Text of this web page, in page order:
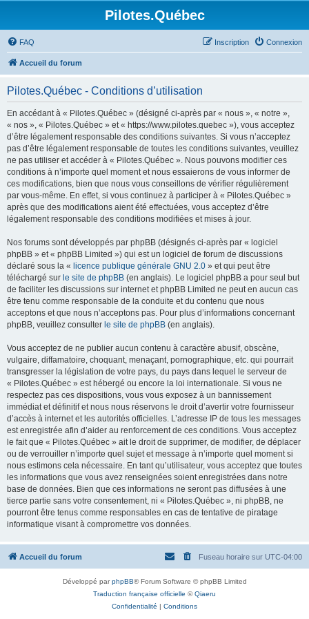
Pilotes.Québec
FAQ Connexion
Inscription
Accueil du forum
Pilotes.Québec - Conditions d’utilisation
En accédant à « Pilotes.Québec » (désigné ci-après par « nous », « notre »,
« nos », « Pilotes.Québec » et « https://www.pilotes.quebec »), vous acceptez
d’être légalement responsable des conditions suivantes. Si vous n’acceptez
pas d’être légalement responsable de toutes les conditions suivantes, veuillez
ne pas utiliser et accéder à « Pilotes.Québec ». Nous pouvons modifier ces
conditions à n’importe quel moment et nous essaierons de vous informer de
ces modifications, bien que nous vous conseillons de vérifier régulièrement
par vous-même. En effet, si vous continuez à participer à « Pilotes.Québec »
après que des modifications aient été effectuées, vous acceptez d’être
légalement responsable des conditions modifiées et mises à jour.
Nos forums sont développés par phpBB (désignés ci-après par « logiciel
phpBB » et « phpBB Limited ») qui est un logiciel de forum de discussions
déclaré sous la « licence publique générale GNU 2.0 » et qui peut être
téléchargé sur le site de phpBB (en anglais). Le logiciel phpBB a pour seul but
de faciliter les discussions sur internet et phpBB Limited ne peut en aucun cas
être tenu comme responsable de la conduite et du contenu que nous
acceptons et que nous n’acceptons pas. Pour plus d’informations concernant
phpBB, veuillez consulter le site de phpBB (en anglais).
Vous acceptez de ne publier aucun contenu à caractère abusif, obscène,
vulgaire, diffamatoire, choquant, menaçant, pornographique, etc. qui pourrait
transgresser la législation de votre pays, du pays dans lequel le serveur de
« Pilotes.Québec » est hébergé ou encore la loi internationale. Si vous ne
respectez pas ces dispositions, vous vous exposez à un bannissement
immédiat et définitif et nous nous réservons le droit d’avertir votre fournisseur
d’accès à internet et les autorités officielles. L’adresse IP de tous les messages
est enregistrée afin d’aider au renforcement de ces conditions. Vous acceptez
le fait que « Pilotes.Québec » ait le droit de supprimer, de modifier, de déplacer
ou de verrouiller n’importe quel sujet et message à n’importe quel moment si
nous estimons cela nécessaire. En tant qu’utilisateur, vous acceptez que toutes
les informations que vous avez renseignées soient enregistrées dans notre
base de données. Bien que ces informations ne seront pas diffusées à une
tierce partie sans votre consentement, ni « Pilotes.Québec », ni phpBB, ne
pourront être tenus comme responsables en cas de tentative de piratage
informatique visant à compromettre vos données.
Accueil du forum Fuseau horaire sur UTC-04:00
Développé parphpBB® Forum Software © phpBB Limited
Traduction française officielle ©Qiaeru
Confidentialité | Conditions